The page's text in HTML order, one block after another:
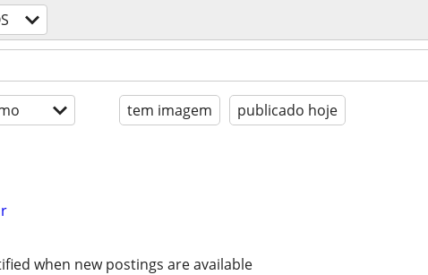
tem imagem publicado hoje
when new postings are available